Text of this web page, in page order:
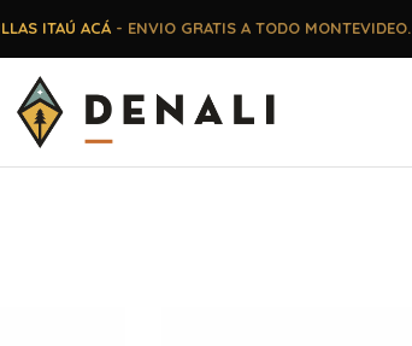
ITAÚ ACÁ- ENVIO GRATIS A TODO MONTEVIDEO.